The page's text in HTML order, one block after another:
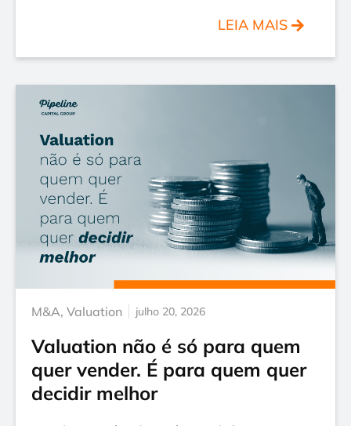
LEIA MAIS
M&A, Valuation julho 20, 2026
Valuation não é só para quem
quer vender. É para quem quer
decidir melhor